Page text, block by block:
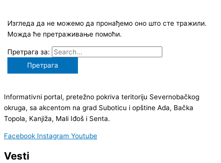
Изгледа да не можемо да пронађемо оно што сте тражили.
Можда ће претраживање помоћи.
Претрага за:
Informativni portal, pretežno pokriva teritoriju Severnobačkog
okruga, sa akcentom na grad Suboticu i opštine Ada, Bačka
Topola, Kanjiža, Mali Iđoš i Senta.
Facebook Instagram Youtube
Vesti